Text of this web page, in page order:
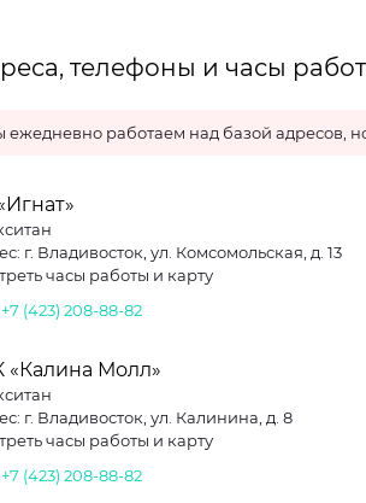
телефоны и часы
работаем над базой адресов,
г. Владивосток, ул. Комсомольская, д. 13
часы работы и карту
+7 (423) 208-88-82
«Калина Молл»
г. Владивосток, ул. Калинина, д. 8
часы работы и карту
+7 (423) 208-88-82